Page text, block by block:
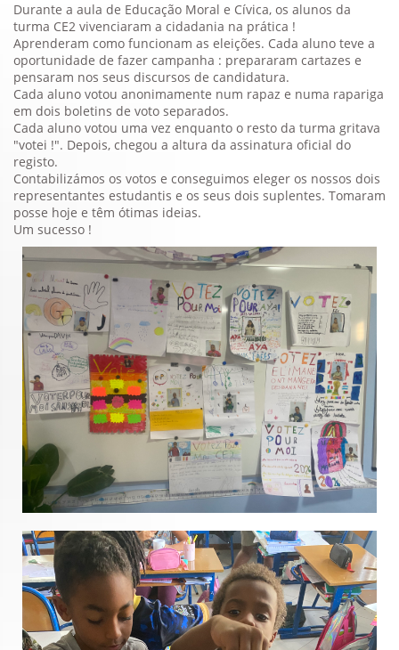
Durante a aula de Educação Moral e Cívica, os alunos da
turma CE2 vivenciaram a cidadania na prática !
Aprenderam como funcionam as eleições. Cada aluno teve a
oportunidade de fazer campanha : prepararam cartazes e
pensaram nos seus discursos de candidatura.
Cada aluno votou anonimamente num rapaz e numa rapariga
em dois boletins de voto separados.
Cada aluno votou uma vez enquanto o resto da turma gritava
"votei !". Depois, chegou a altura da assinatura oficial do
registo.
Contabilizámos os votos e conseguimos eleger os nossos dois
representantes estudantis e os seus dois suplentes. Tomaram
posse hoje e têm ótimas ideias.
Um sucesso !